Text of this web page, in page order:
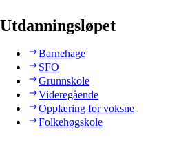
Utdanningsløpet
Barnehage
SFO
Grunnskole
Videregående
Opplæring for voksne
Folkehøgskole